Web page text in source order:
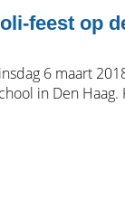
feest op
6 maart
in Den Haag.